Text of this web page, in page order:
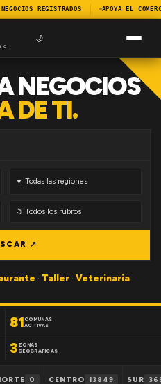
REGISTRADOS APOYA EL
🌙
NEGOCIOS
DE TI.
↗
· Taller · Veterinaria
81 COMUNAS
ACTIVAS
3 ZONAS
GEOGRAFICAS
0 CENTRO 13849 SUR